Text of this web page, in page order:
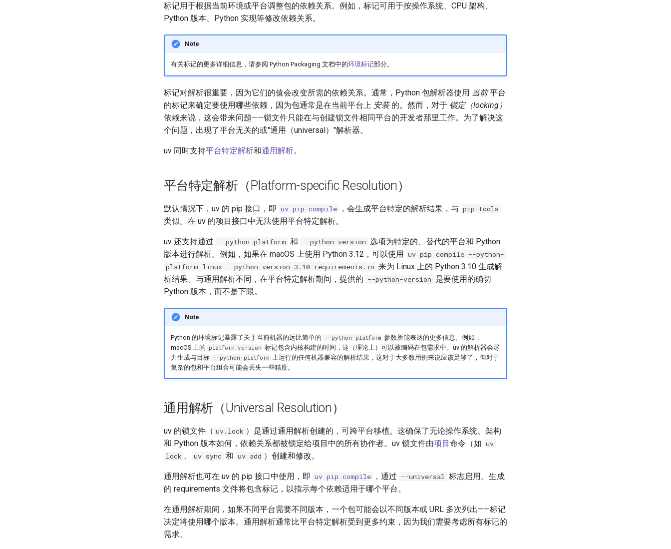
标记用于根据当前环境或平台调整包的依赖关系。例如，标记可用于按操作系统、CPU 架构、
Python 版本、Python 实现等修改依赖关系。
Note
有关标记的更多详细信息，请参阅 Python Packaging 文档中的环境标记部分。
标记对解析很重要，因为它们的值会改变所需的依赖关系。通常，Python 包解析器使用 当前平台
的标记来确定要使用哪些依赖，因为包通常是在当前平台上 安装的。然而，对于 锁定（locking）
依赖来说，这会带来问题——锁文件只能在与创建锁文件相同平台的开发者那里工作。为了解决这
个问题，出现了平台无关的或"通用（universal）"解析器。
uv 同时支持平台特定解析和通用解析。
平台特定解析（Platform-specific Resolution）
默认情况下，uv 的 pip 接口，即 uv pip compile ，会生成平台特定的解析结果，与 pip-tools
类似。在 uv 的项目接口中无法使用平台特定解析。
uv 还支持通过 --python-platform 和 --python-version 选项为特定的、替代的平台和 Python
版本进行解析。例如，如果在 macOS 上使用 Python 3.12，可以使用 uv pip compile --python-
platform linux --python-version 3.10 requirements.in 来为 Linux 上的 Python 3.10 生成解
析结果。与通用解析不同，在平台特定解析期间，提供的 --python-version 是要使用的确切
Python 版本，而不是下限。
Note
Python 的环境标记暴露了关于当前机器的远比简单的 --python-platform 参数所能表达的更多信息。例如，
macOS 上的 platform_version 标记包含内核构建的时间，这（理论上）可以被编码在包需求中。uv 的解析器会尽
力生成与目标 --python-platform
上运行的任何机器兼容的解析结果，这对于大多数用例来说应该足够了，但对于
复杂的包和平台组合可能会丢失一些精度。
通用解析（Universal Resolution）
uv 的锁文件（ uv.lock ）是通过通用解析创建的，可跨平台移植。这确保了无论操作系统、架构
和 Python 版本如何，依赖关系都被锁定给项目中的所有协作者。uv 锁文件由项目 命令（如 uv
lock 、 uv sync 和 uv add ）创建和修改。
通用解析也可在 uv 的 pip 接口中使用，即 uv pip compile ，通过 --universal 标志启用。生成
的 requirements 文件将包含标记，以指示每个依赖适用于哪个平台。
在通用解析期间，如果不同平台需要不同版本，一个包可能会以不同版本或 URL 多次列出——标记
决定将使用哪个版本。通用解析通常比平台特定解析受到更多约束，因为我们需要考虑所有标记的
需求。